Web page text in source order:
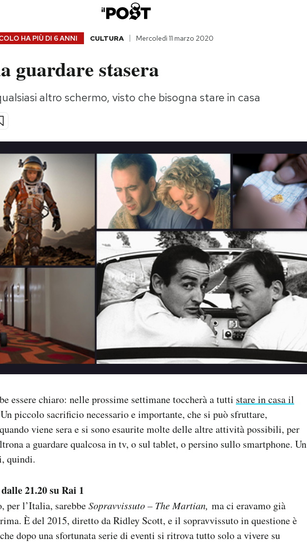
HA PIÙ DI 6 ANNI CULTURA Mercoledì 11 marzo 2020
guardare stasera
altro schermo, visto che bisogna stare in casa
essere chiaro: nelle prossime settimane toccherà a tutti stare in casa il
piccolo sacrificio necessario e importante, che si può sfruttare,
viene sera e si sono esaurite molte delle altre attività possibili, per
a guardare qualcosa in tv, o sul tablet, o persino sullo smartphone. Un
quindi.
21.20 su Rai 1
per l’Italia, sarebbeSopravvissuto – The Martian, ma ci eravamo già
È del 2015, diretto da Ridley Scott, e il sopravvissuto in questione è
dopo una sfortunata serie di eventi si ritrova tutto solo a vivere su